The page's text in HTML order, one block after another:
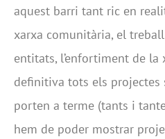
aquest barri tant ric en
xarxa comunitària, el
entitats, l’enfortiment de la
definitiva tots els projectes
porten a terme (tants i
hem de poder mostrar